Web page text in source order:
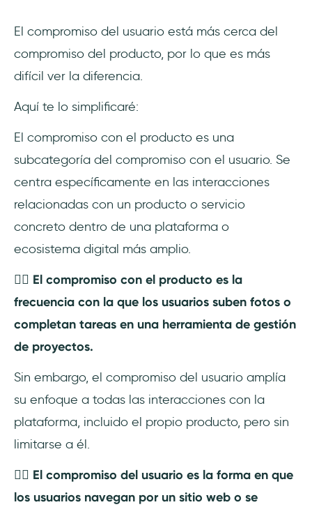
El compromiso del usuario está más cerca del
compromiso del producto, por lo que es más
difícil ver la diferencia.
Aquí te lo simplificaré:
El compromiso con el producto es una
subcategoría del compromiso con el usuario. Se
centra específicamente en las interacciones
relacionadas con un producto o servicio
concreto dentro de una plataforma o
ecosistema digital más amplio.
👉🏽 El compromiso con el producto es la
frecuencia con la que los usuarios suben fotos o
completan tareas en una herramienta de gestión
de proyectos.
Sin embargo, el compromiso del usuario amplía
su enfoque a todas las interacciones con la
plataforma, incluido el propio producto, pero sin
limitarse a él.
👉🏽 El compromiso del usuario es la forma en que
los usuarios navegan por un sitio web o se